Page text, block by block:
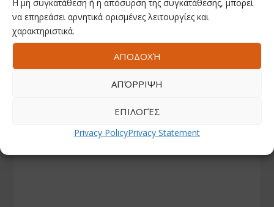
Η μη συγκατάθεση ή η απόσυρση της συγκατάθεσης, μπορεί
να επηρεάσει αρνητικά ορισμένες λειτουργίες και
χαρακτηριστικά.
ΑΠΟΔΟΧΉ
ΑΠΌΡΡΙΨΗ
ΕΠΙΛΟΓΈΣ
Privacy PolicyPrivacy Statement